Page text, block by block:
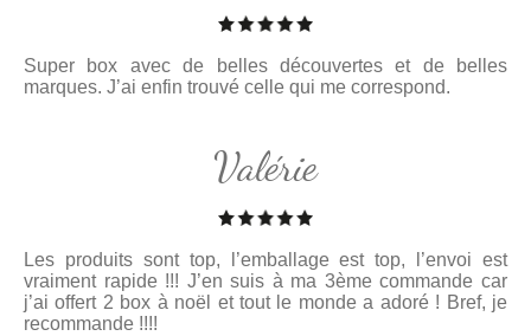
Super box avec de belles découvertes et de belles
marques. J’ai enfin trouvé celle qui me correspond.
Valérie
Les produits sont top, l’emballage est top, l’envoi est
vraiment rapide !!! J’en suis à ma 3ème commande car
j’ai offert 2 box à noël et tout le monde a adoré ! Bref, je
recommande !!!!